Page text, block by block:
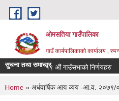
Skip to main content
ओमसतिया गाउँपालिका
गाउँ कार्यपालिकाको कार्यालय ,
सुचना तथा समाचार१९ औं गाउँसभाको निर्णयहरु
You are here
Home » अर्धवार्षिक आय व्यय -आ.व. २०७९/